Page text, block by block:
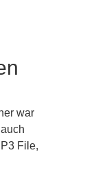
war
File,